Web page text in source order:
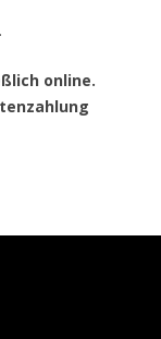
online.